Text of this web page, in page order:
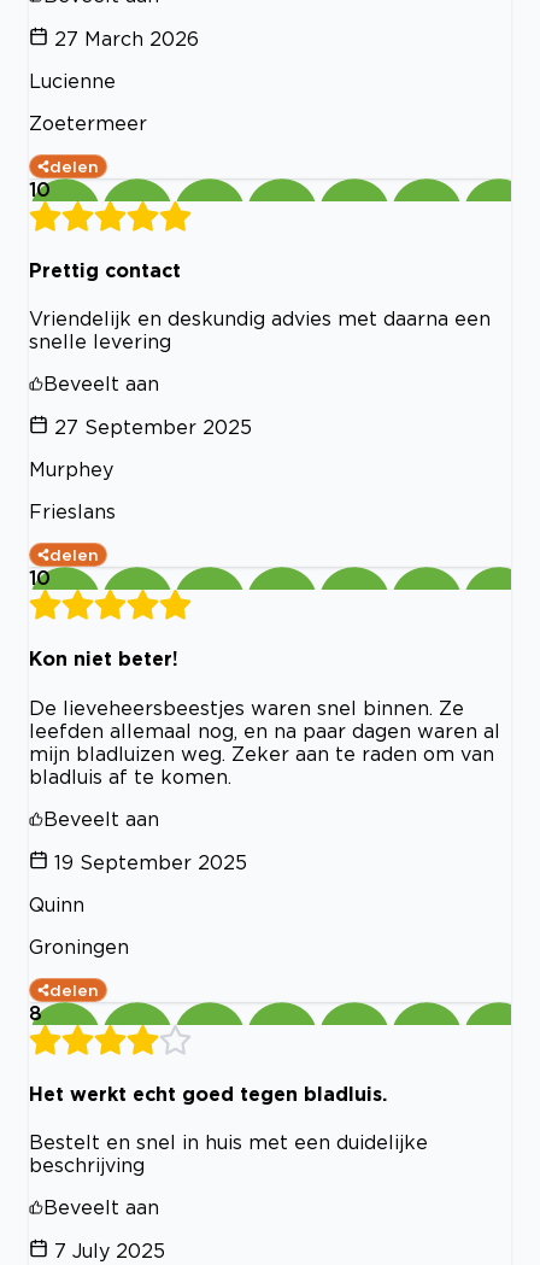
27 March 2026
Lucienne
Zoetermeer
delen
10
Prettig contact
Vriendelijk en deskundig advies met daarna een
snelle levering
Beveelt aan
27 September 2025
Murphey
Frieslans
delen
10
Kon niet beter!
De lieveheersbeestjes waren snel binnen. Ze
leefden allemaal nog, en na paar dagen waren al
mijn bladluizen weg. Zeker aan te raden om van
bladluis af te komen.
Beveelt aan
19 September 2025
Quinn
Groningen
delen
8
Het werkt echt goed tegen bladluis.
Bestelt en snel in huis met een duidelijke
beschrijving
Beveelt aan
7 July 2025